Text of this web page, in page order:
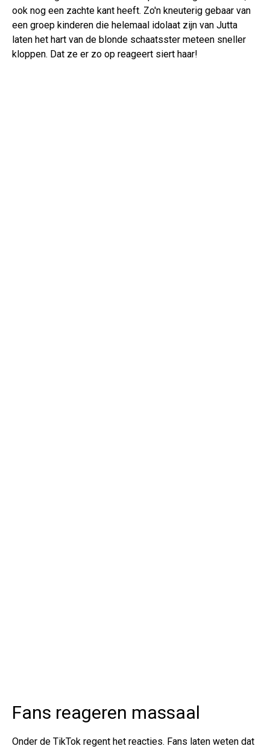
ook nog een zachte kant heeft. Zo'n kneuterig gebaar van
een groep kinderen die helemaal idolaat zijn van Jutta
laten het hart van de blonde schaatsster meteen sneller
kloppen. Dat ze er zo op reageert siert haar!
Fans reageren massaal
Onder de TikTok regent het reacties. Fans laten weten dat